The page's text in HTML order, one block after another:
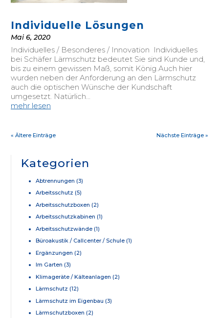
Individuelle Lösungen
Mai 6, 2020
Individuelles / Besonderes / Innovation Individuelles
bei Schäfer Lärmschutz bedeutet Sie sind Kunde und,
bis zu einem gewissen Maß, somit König.Auch hier
wurden neben der Anforderung an den Lärmschutz
auch die optischen Wünsche der Kundschaft
umgesetzt. Natürlich...
mehr lesen
« Ältere Einträge Nächste Einträge »
Kategorien
Abtrennungen (3)
Arbeitsschutz (5)
Arbeitsschutzboxen (2)
Arbeitsschutzkabinen (1)
Arbeitsschutzwände (1)
Büroakustik / Callcenter / Schule (1)
Ergänzungen (2)
Im Garten (3)
Klimageräte / Kälteanlagen (2)
Lärmschutz (12)
Lärmschutz im Eigenbau (3)
Lärmschutzboxen (2)